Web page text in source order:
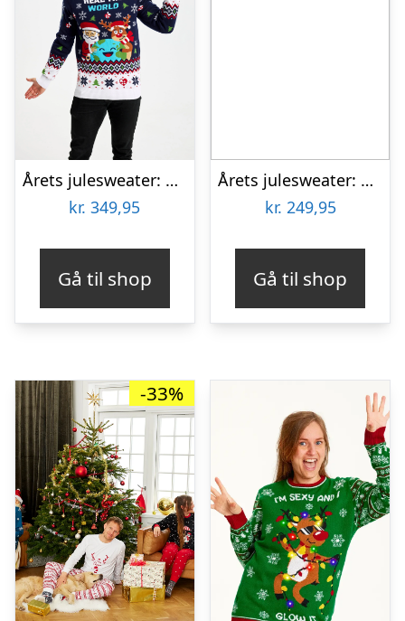
Årets julesweater: Heal The World Velgørenhed – herre / mænd. Ugly Christmas Sweater lavet i Danmark
kr. 349,95
Gå til shop
Årets julesweater: Christmas Is Coming – dame / kvinder. Ugly Christmas Sweater lavet i Danmark
kr. 249,95
Gå til shop
-33%